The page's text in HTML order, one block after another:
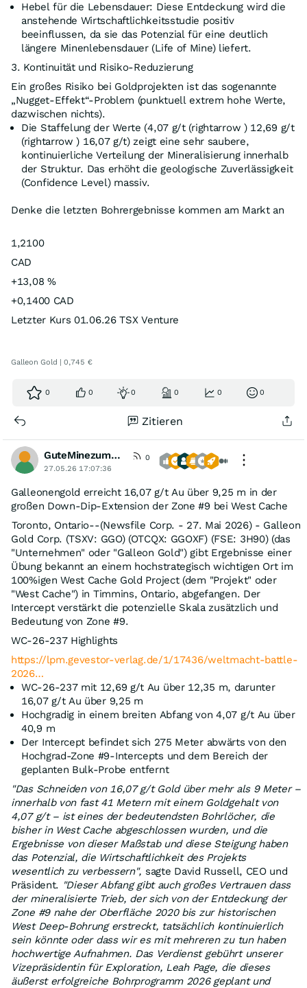
Hebel für die Lebensdauer: Diese Entdeckung wird die
anstehende Wirtschaftlichkeitsstudie positiv
beeinflussen, da sie das Potenzial für eine deutlich
längere Minenlebensdauer (Life of Mine) liefert.
3. Kontinuität und Risiko-Reduzierung
Ein großes Risiko bei Goldprojekten ist das sogenannte
„Nugget-Effekt“-Problem (punktuell extrem hohe Werte,
dazwischen nichts).
Die Staffelung der Werte (4,07 g/t (rightarrow ) 12,69 g/t
(rightarrow ) 16,07 g/t) zeigt eine sehr saubere,
kontinuierliche Verteilung der Mineralisierung innerhalb
der Struktur. Das erhöht die geologische Zuverlässigkeit
(Confidence Level) massiv.
Denke die letzten Bohrergebnisse kommen am Markt an
1,2100
CAD
+13,08 %
+0,1400 CAD
Letzter Kurs 01.06.26 TSX Venture
Galleon Gold | 0,745 €
0 0 0 0 0 0
Zitieren
GuteMinezumBoersenspiel
0
27.05.26 17:07:36
Galleonengold erreicht 16,07 g/t Au über 9,25 m in der
großen Down-Dip-Extension der Zone #9 bei West Cache
Toronto, Ontario--(Newsfile Corp. - 27. Mai 2026) - Galleon
Gold Corp. (TSXV: GGO) (OTCQX: GGOXF) (FSE: 3H90) (das
"Unternehmen" oder "Galleon Gold") gibt Ergebnisse einer
Übung bekannt an einem hochstrategisch wichtigen Ort im
100%igen West Cache Gold Project (dem "Projekt" oder
"West Cache") in Timmins, Ontario, abgefangen. Der
Intercept verstärkt die potenzielle Skala zusätzlich und
Bedeutung von Zone #9.
WC-26-237 Highlights
https://lpm.gevestor-verlag.de/1/17436/weltmacht-battle-
2026…
WC-26-237 mit 12,69 g/t Au über 12,35 m, darunter
16,07 g/t Au über 9,25 m
Hochgradig in einem breiten Abfang von 4,07 g/t Au über
40,9 m
Der Intercept befindet sich 275 Meter abwärts von den
Hochgrad-Zone #9-Intercepts und dem Bereich der
geplanten Bulk-Probe entfernt
"Das Schneiden von 16,07 g/t Gold über mehr als 9 Meter –
innerhalb von fast 41 Metern mit einem Goldgehalt von
4,07 g/t – ist eines der bedeutendsten Bohrlöcher, die
bisher in West Cache abgeschlossen wurden, und die
Ergebnisse von dieser Maßstab und diese Steigung haben
das Potenzial, die Wirtschaftlichkeit des Projekts
wesentlich zu verbessern", sagte David Russell, CEO und
Präsident. "Dieser Abfang gibt auch großes Vertrauen dass
der mineralisierte Trieb, der sich von der Entdeckung der
Zone #9 nahe der Oberfläche 2020 bis zur historischen
West Deep-Bohrung erstreckt, tatsächlich kontinuierlich
sein könnte oder dass wir es mit mehreren zu tun haben
hochwertige Aufnahmen. Das Verdienst gebührt unserer
Vizepräsidentin für Exploration, Leah Page, die dieses
äußerst erfolgreiche Bohrprogramm 2026 geplant und